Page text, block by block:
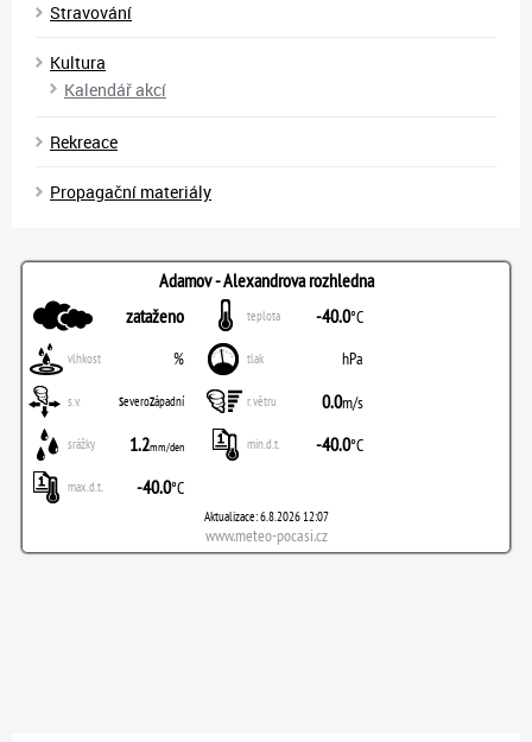
Stravování
Kultura
Kalendář akcí
Rekreace
Propagační materiály